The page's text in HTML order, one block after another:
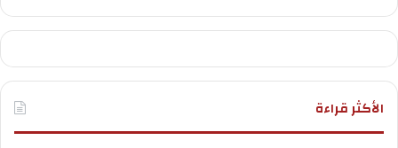
الأكثر قراءة